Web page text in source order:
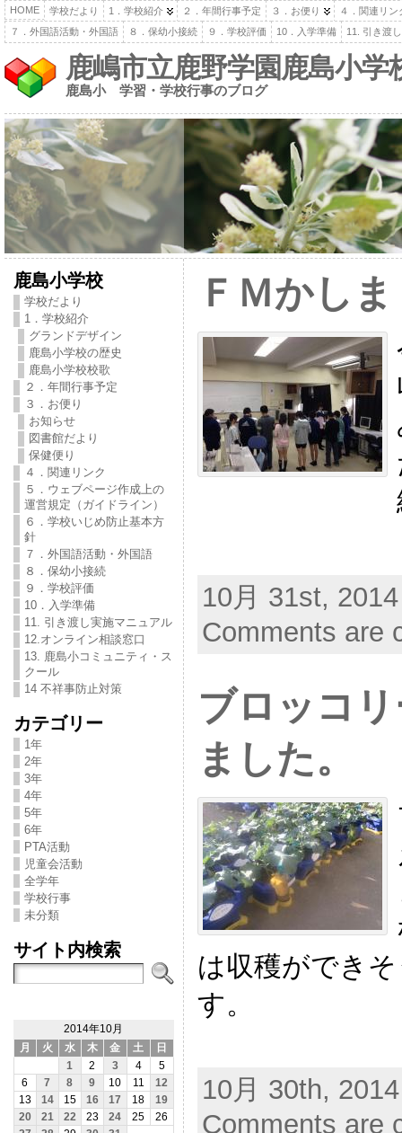
HOME 学校だより 1．学校紹介 ２．年間行事予定 ３．お便り
４．関連リン
７．外国語活動・外国語
８．保幼小接続 ９．学校評価 10．入学準備 11. 引き渡
鹿嶋市立鹿野学園鹿島小学
鹿島小 学習・学校行事のブログ
鹿島小学校
学校だより
1．学校紹介
グランドデザイン
鹿島小学校の歴史
鹿島小学校校歌
２．年間行事予定
３．お便り
お知らせ
図書館だより
保健便り
４．関連リンク
５．ウェブページ作成上の
運営規定（ガイドライン）
６．学校いじめ防止基本方
針
７．外国語活動・外国語
８．保幼小接続
９．学校評価
10．入学準備
11. 引き渡し実施マニュアル
12.オンライン相談窓口
13. 鹿島小コミュニティ・ス
クール
14 不祥事防止対策
カテゴリー
1年
2年
3年
4年
5年
6年
PTA活動
児童会活動
全学年
学校行事
未分類
サイト内検索
2014年10月
月
火 水 木 金 土 日
1 2 3 4
5
6
7 8 9 10 11
12
13
14 15 16 17 18
19
20
21 22 23 24 25
26
ＦＭかし
10月 31st,
Comments are
ブロッコ
ました。
は収穫ができ
す。
10月 30th,
Comments are